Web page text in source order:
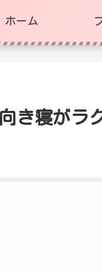
ホーム
き寝がラ